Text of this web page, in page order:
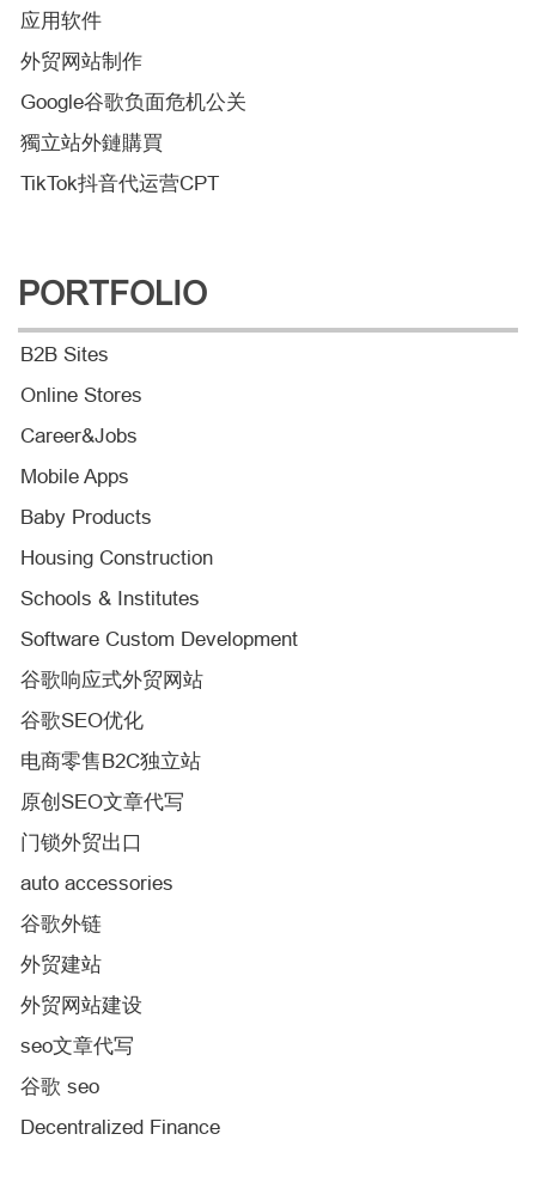
应用软件
外贸网站制作
Google谷歌负面危机公关
獨立站外鏈購買
TikTok抖音代运营CPT
PORTFOLIO
B2B Sites
Online Stores
Career&Jobs
Mobile Apps
Baby Products
Housing Construction
Schools & Institutes
Software Custom Development
谷歌响应式外贸网站
谷歌SEO优化
电商零售B2C独立站
原创SEO文章代写
门锁外贸出口
auto accessories
谷歌外链
外贸建站
外贸网站建设
seo文章代写
谷歌 seo
Decentralized Finance